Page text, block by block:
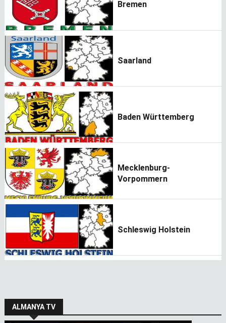
Bremen
Saarland
Baden Württemberg
Mecklenburg-
Vorpommern
Schleswig Holstein
ALMANYA TV